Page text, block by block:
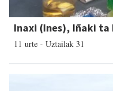
Inaxi (Ines), Iñaki ta
11 urte - Uztailak 31